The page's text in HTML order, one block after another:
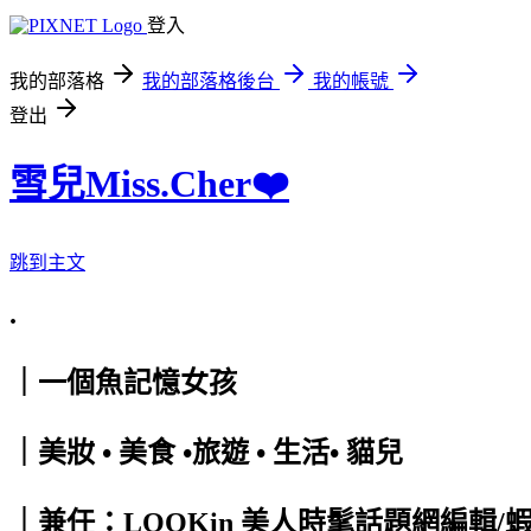
登入
我的部落格 我的部落格後台
我的帳號
登出
雪兒Miss.Cher❤️
跳到主文
.
｜一個魚記憶女孩
｜美妝 • 美食 •旅遊 • 生活• 貓兒
｜兼任：LOOKin 美人時髦話題網編輯/